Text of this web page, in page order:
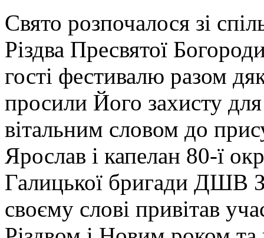
Свято розпочалося зі
Різдва Пресвятої
гості фестивалю разом
просили Його захисту для
вітальним словом до
Ярослав і капелан 80-ї
Галицької бригади ДШВ
своєму слові привітав